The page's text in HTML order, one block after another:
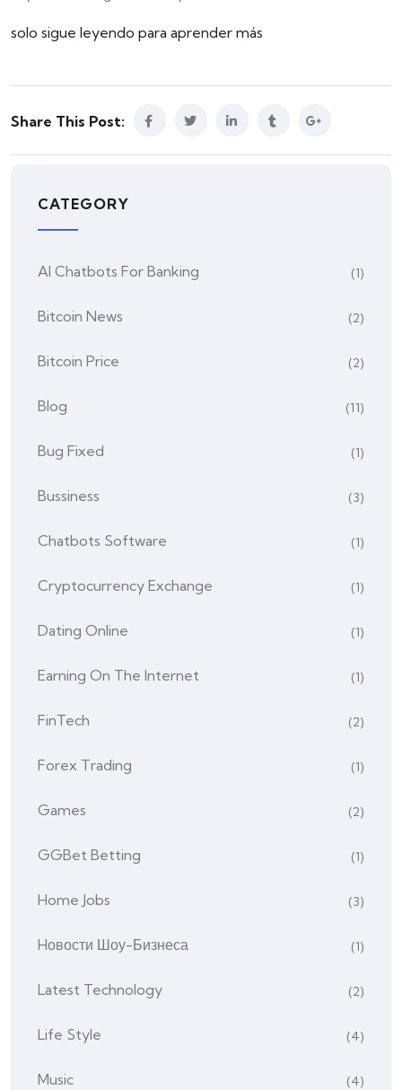
solo sigue leyendo para aprender más
Share This Post:
CATEGORY
AI Chatbots For Banking (1)
Bitcoin News (2)
Bitcoin Price (2)
Blog (11)
Bug Fixed (1)
Bussiness (3)
Chatbots Software (1)
Cryptocurrency Exchange (1)
Dating Online (1)
Earning On The Internet (1)
FinTech (2)
Forex Trading (1)
Games (2)
GGBet Betting (1)
Home Jobs (3)
Hовости Шоу-Бизнеса (1)
Latest Technology (2)
Life Style (4)
Music (4)